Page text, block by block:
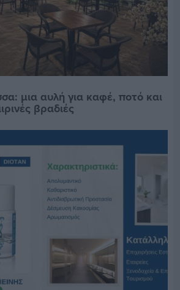
μια αυλή για καφέ, ποτό και
βραδιές